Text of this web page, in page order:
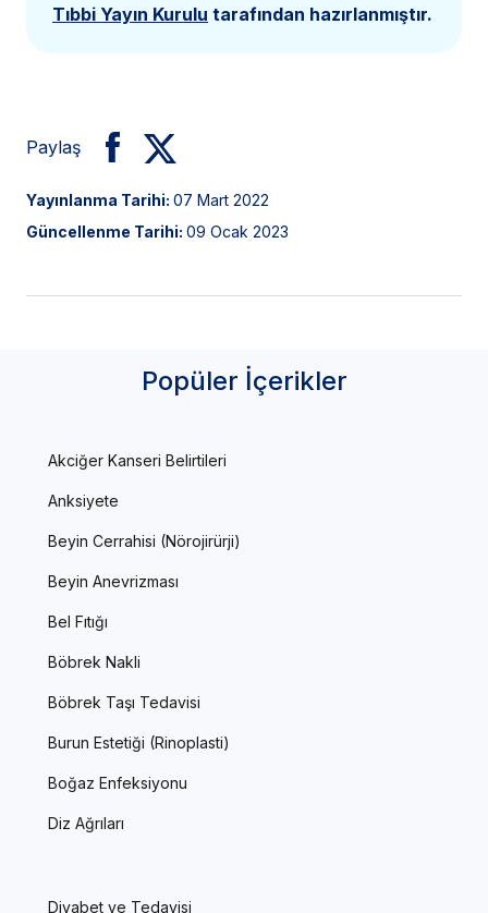
Tıbbi Yayın Kurulu tarafından hazırlanmıştır.
Paylaş
Yayınlanma Tarihi: 07 Mart 2022
Güncellenme Tarihi: 09 Ocak 2023
Popüler İçerikler
Akciğer Kanseri Belirtileri
Anksiyete
Beyin Cerrahisi (Nörojirürji)
Beyin Anevrizması
Bel Fıtığı
Böbrek Nakli
Böbrek Taşı Tedavisi
Burun Estetiği (Rinoplasti)
Boğaz Enfeksiyonu
Diz Ağrıları
Diyabet ve Tedavisi